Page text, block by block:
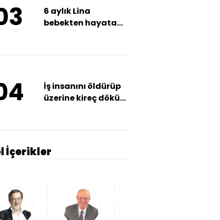
İçerikler
6 aylık Lina
bebekten hayata
İş insanını öldürüp
üzerine kireç döküp